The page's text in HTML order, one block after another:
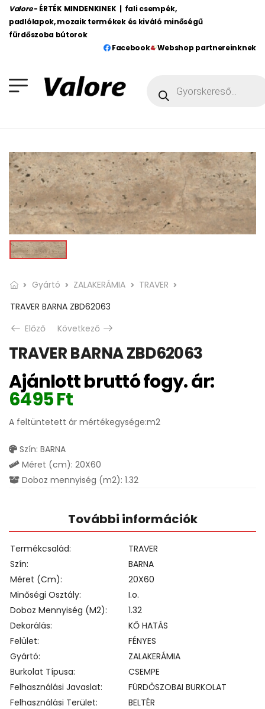
Valore - ÉRTÉK MINDENKINEK | fali csempék,
padlólapok, mozaik termékek és kiváló minőségű
fürdőszoba bútorok
Facebook
Webshop partnereinknek
Gyártó ZALAKERÁMIA
TRAVER
TRAVER BARNA ZBD62063
Előző
Következő
TRAVER BARNA ZBD62063
Ajánlott bruttó fogy. ár:
6495Ft
A feltüntetett ár mértékegysége:m2
Szín: BARNA
Méret (cm): 20X60
Doboz mennyiség (m2): 1.32
További információk
Termékcsalád
TRAVER
Szín
BARNA
Méret (cm)
20X60
Minőségi Osztály
I.o.
Doboz Mennyiség (m2)
1.32
Dekorálás
KŐ HATÁS
Felület
FÉNYES
Gyártó
ZALAKERÁMIA
Burkolat Típusa
CSEMPE
Felhasználási Javaslat
FÜRDŐSZOBAI BURKOLAT
Felhasználási Terület
BELTÉR